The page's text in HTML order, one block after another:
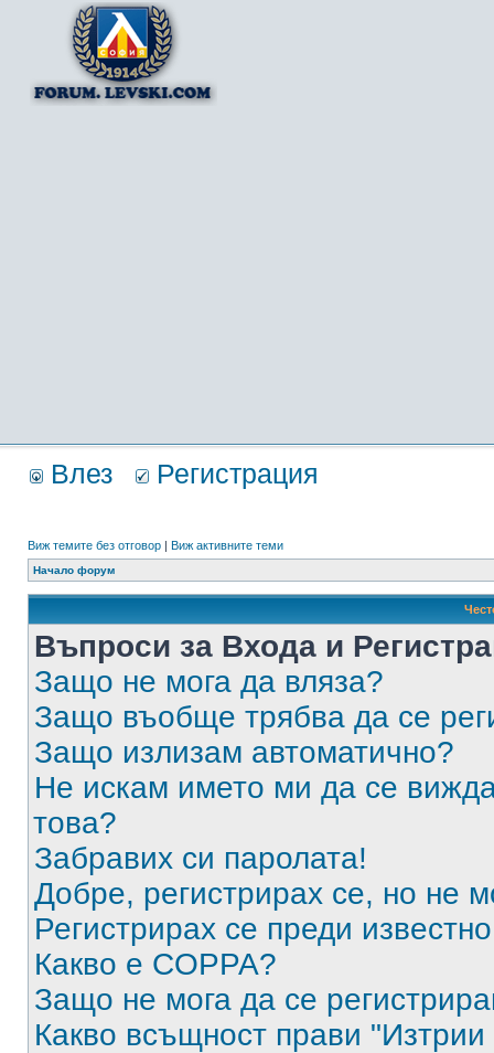
Влез Регистрация
Виж темите без отговор | Виж активните теми
Начало форум
Въпроси за Входа и
Защо не мога да вляза?
Защо въобще трябва да се
Защо излизам автоматично?
Не искам името ми да се
това?
Забравих си паролата!
Добре, регистрирах се, но не
Регистрирах се преди
Какво е COPPA?
Защо не мога да се
Какво всъщност прави "Изтрии